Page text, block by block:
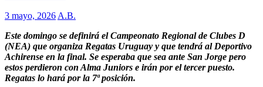
3 mayo, 2026 A.B.
Este domingo se definirá el Campeonato Regional de Clubes D
(NEA) que organiza Regatas Uruguay y que tendrá al Deportivo
Achirense en la final. Se esperaba que sea ante San Jorge pero
estos perdieron con Alma Juniors e irán por el tercer puesto.
Regatas lo hará por la 7ª posición.